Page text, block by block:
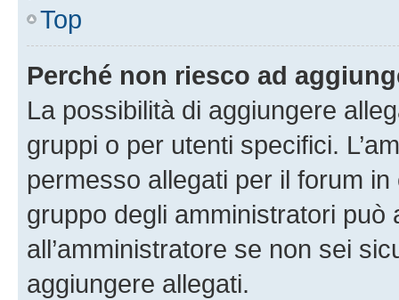
Top
Perché non riesco ad
La possibilità di aggiungere
gruppi o per utenti specifici.
permesso allegati per il forum
gruppo degli amministratori può
all’amministratore se non sei
aggiungere allegati.